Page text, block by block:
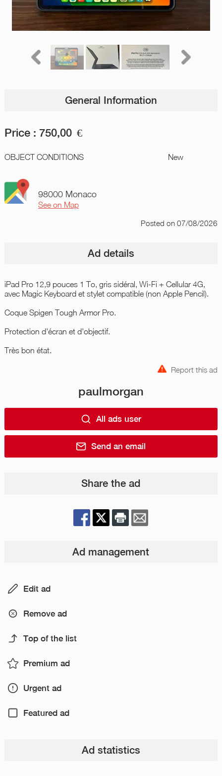
General Information
Price : 750,00 €
OBJECT CONDITIONS New
98000 Monaco
See on Map
Postedon 07/08/2026
Ad details
iPad Pro 12,9 pouces 1 To, gris sidéral, Wi-Fi + Cellular 4G,
avec Magic Keyboard et stylet compatible (non Apple Pencil).
Coque Spigen Tough Armor Pro.
Protection d'écran et d'objectif.
Très bon état.
Report this ad
paulmorgan
All ads user
Send an email
Share the ad
Ad management
Edit ad
Remove ad
Top of the list
Premium ad
Urgent ad
Featured ad
Ad statistics